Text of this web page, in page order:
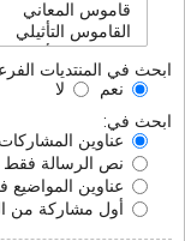
ابحث في المنتديات
نعم
لا
ابحث في:
عناوين
نص الرسالة فقط
عناوين المواضيع
أول مشاركة من